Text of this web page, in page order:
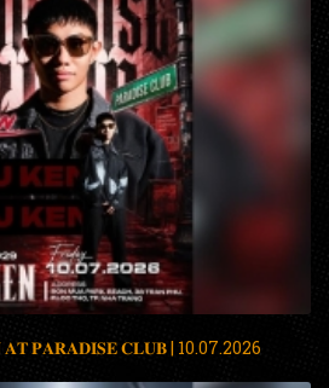
𝐏𝐀𝐑𝐀𝐃𝐈𝐒𝐄 𝐂𝐋𝐔𝐁 | 10.07.2026